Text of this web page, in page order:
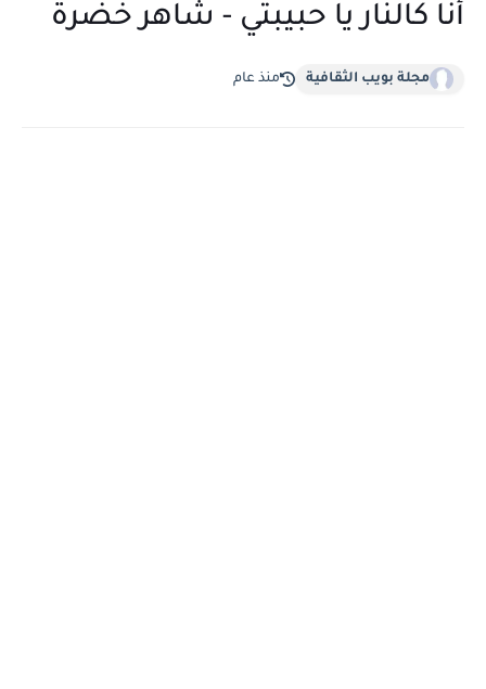
أنا كالنار يا حبيبتي - شاهر خضرة
مجلة بويب الثقافية منذ عام